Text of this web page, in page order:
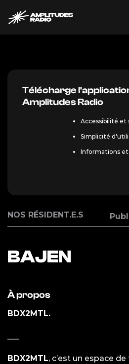
au
Télécharge
Amplitudes Radio
Accessibilité et
Simplicité
Informations
NOS RÉSIDENT.E.S
BAJEN
À propos
BDX2MTL.
BDX2MTL, c’est un espace